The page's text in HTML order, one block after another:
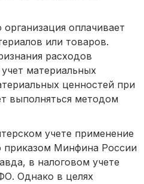
оплачивает
или товаров.
расходов
материальных
ценностей при
выполняться методом
учете применение
Минфина России
в налоговом учете
Однако в целях